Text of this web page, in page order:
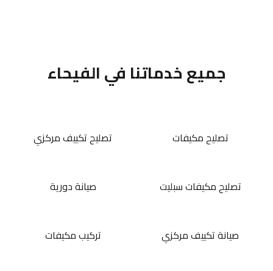
جميع خدماتنا في الفيحاء
تصليح مكيفات تصليح تكييف مركزي
تصليح مكيفات سبليت صيانة دورية
صيانة تكييف مركزي تركيب مكيفات